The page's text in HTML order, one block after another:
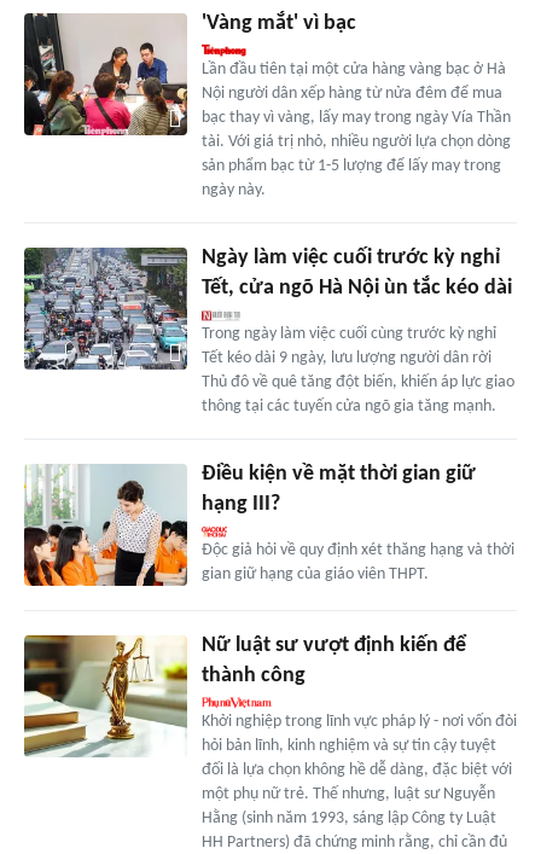
'Vàng mắt' vì bạc
Lần đầu tiên tại một cửa hàng vàng bạc ở Hà
Nội người dân xếp hàng từ nửa đêm để mua
bạc thay vì vàng, lấy may trong ngày Vía Thần
tài. Với giá trị nhỏ, nhiều người lựa chọn dòng
sản phẩm bạc từ 1-5 lượng để lấy may trong
ngày này.
Ngày làm việc cuối trước kỳ nghỉ
Tết, cửa ngõ Hà Nội ùn tắc kéo dài
Trong ngày làm việc cuối cùng trước kỳ nghỉ
Tết kéo dài 9 ngày, lưu lượng người dân rời
Thủ đô về quê tăng đột biến, khiến áp lực giao
thông tại các tuyến cửa ngõ gia tăng mạnh.
Điều kiện về mặt thời gian giữ
hạng III?
Độc giả hỏi về quy định xét thăng hạng và thời
gian giữ hạng của giáo viên THPT.
Nữ luật sư vượt định kiến để
thành công
Khởi nghiệp trong lĩnh vực pháp lý - nơi vốn đòi
hỏi bản lĩnh, kinh nghiệm và sự tin cậy tuyệt
đối là lựa chọn không hề dễ dàng, đặc biệt với
một phụ nữ trẻ. Thế nhưng, luật sư Nguyễn
Hằng (sinh năm 1993, sáng lập Công ty Luật
HH Partners) đã chứng minh rằng, chỉ cần đủ